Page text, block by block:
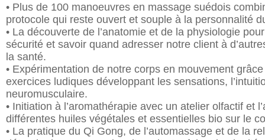
• Plus de 100 manoeuvres en massage suédois
protocole qui reste ouvert et souple à la personnalité
• La découverte de l’anatomie et de la physiologie
sécurité et savoir quand adresser notre client à
la santé.
• Expérimentation de notre corps en mouvement
exercices ludiques développant les sensations,
neuromusculaire.
• Initiation à l’aromathérapie avec un atelier olfactif et
différentes huiles végétales et essentielles bio sur le
• La pratique du Qi Gong, de l’automassage et de la